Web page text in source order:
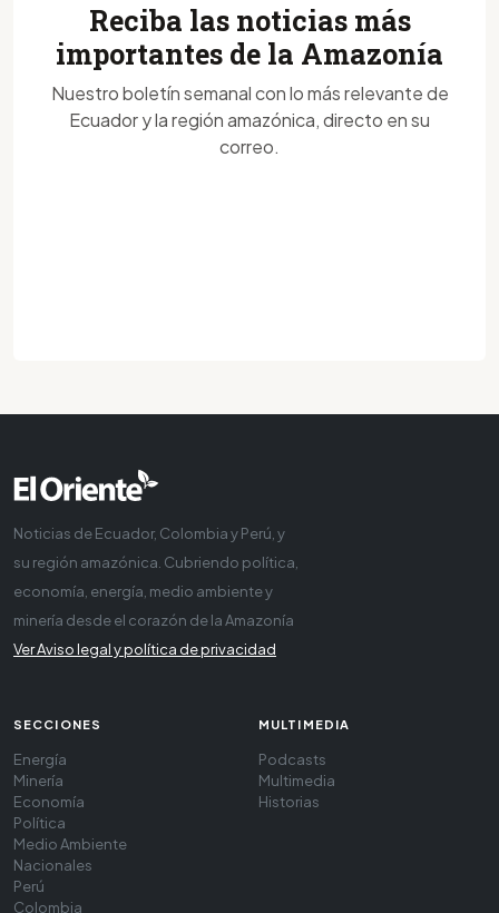
Reciba las noticias más
importantes de la Amazonía
Nuestro boletín semanal con lo más relevante de
Ecuador y la región amazónica, directo en su
correo.
Noticias de Ecuador, Colombia y Perú, y
su región amazónica. Cubriendo política,
economía, energía, medio ambiente y
minería desde el corazón de la Amazonía
Ver Aviso legal y política de privacidad
SECCIONES
Energía
Minería
Economía
Política
Medio Ambiente
Nacionales
Perú
Colombia
MULTIMEDIA
Podcasts
Multimedia
Historias